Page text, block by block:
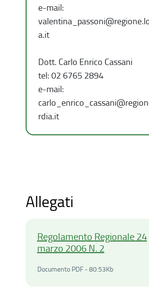
e-mail:
a.it
Dott. Carlo Enrico Cassani
tel: 02 6765 2894
e-mail:
rdia.it
Allegati
Regolamento Regionale 24
marzo 2006 N. 2
Documento PDF - 80.53Kb